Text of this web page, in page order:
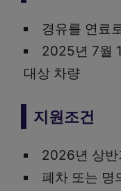
경유를 연료
2025년 7월
대상 차량
지원조건
2026년 상반
폐차 또는 명